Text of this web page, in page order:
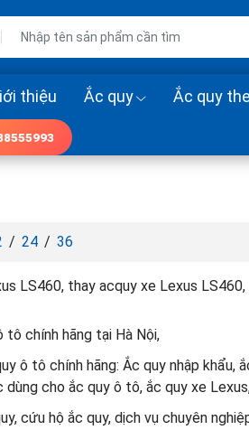
thiệu Ắc quy Ắc quy
/ 24 / 36
LS460, thay acquy xe Lexus
tô chính hãng tại Hà Nội,
ô tô chính hãng: Ắc quy nhập khẩu,
dùng cho ắc quy ô tô, ắc quy xe
cứu hộ ắc quy, dịch vụ chuyên